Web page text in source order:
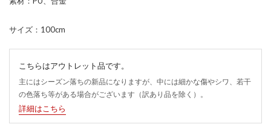
サイズ：100cm
こちらはアウトレット品です。
主にはシーズン落ちの新品になりますが、中には細かな傷やシワ、若干
の色落ち等がある場合がございます（訳あり品を除く）。
詳細はこちら